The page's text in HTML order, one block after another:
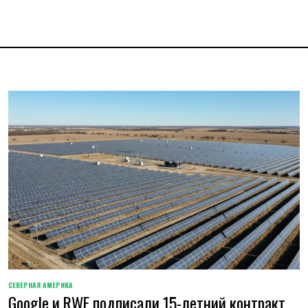
ОПУБЛИКОВАНО
В
СЕВЕРНАЯ АМЕРИКА
Google и RWE подписали 15-летний контракт